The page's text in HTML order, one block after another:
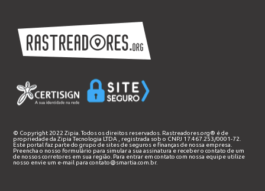
© Copyright 2022 Zipia. Todos os direitos reservados. Rastreadores.org® é de
propriedade daZipia Tecnologia LTDA
, registrada sob o CNPJ 17.467.253/0001-72.
Este portal faz parte do grupo de sites de seguros e finanças de nossa empresa.
Preencha o nosso formulário para simular a sua assinatura e receber o contato de um
de nossos corretores em sua região. Para entrar em contato com nossa equipe utilize
nosso envie um e-mail paracontato@smartia.com.br.